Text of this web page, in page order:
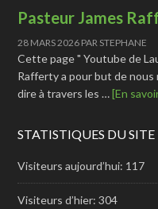
Pasteur James
28 MARS 2026 PAR STEPHANE
Cette page " Youtube de
Rafferty a pour but de nous
dire à travers les …[En
STATISTIQUES DU SITE
Visiteurs aujourd’hui: 117
Visiteurs d’hier:304